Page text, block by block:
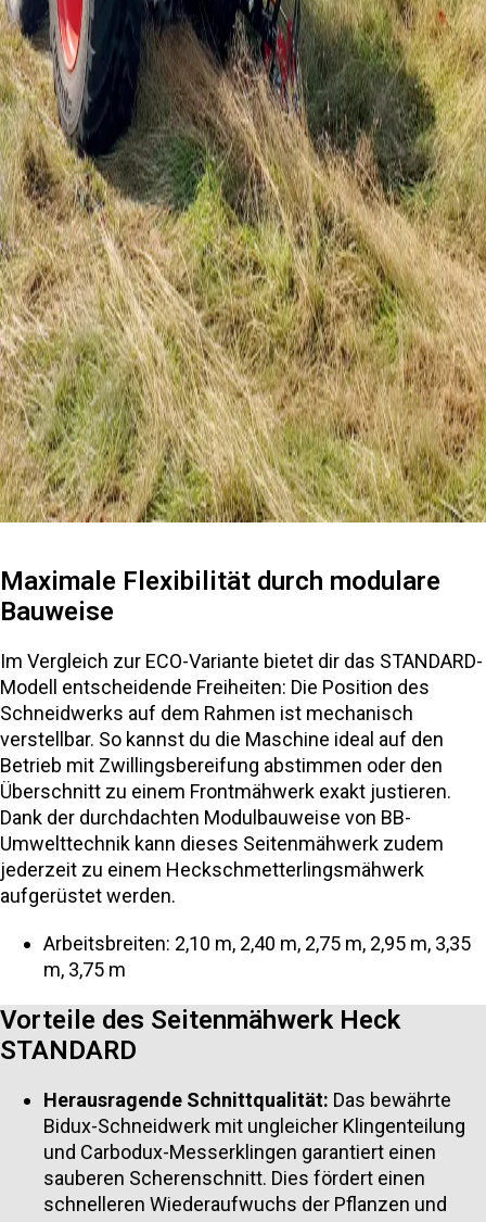
Maximale Flexibilität durch modulare
Bauweise
Im Vergleich zur ECO-Variante bietet dir das STANDARD-
Modell entscheidende Freiheiten: Die Position des
Schneidwerks auf dem Rahmen ist mechanisch
verstellbar. So kannst du die Maschine ideal auf den
Betrieb mit Zwillingsbereifung abstimmen oder den
Überschnitt zu einem Frontmähwerk exakt justieren.
Dank der durchdachten Modulbauweise von BB-
Umwelttechnik kann dieses Seitenmähwerk zudem
jederzeit zu einem Heckschmetterlingsmähwerk
aufgerüstet werden.
Arbeitsbreiten: 2,10 m, 2,40 m, 2,75 m, 2,95 m, 3,35
m, 3,75 m
Vorteile des Seitenmähwerk Heck
STANDARD
Herausragende Schnittqualität: Das bewährte
Bidux-Schneidwerk mit ungleicher Klingenteilung
und Carbodux-Messerklingen garantiert einen
sauberen Scherenschnitt. Dies fördert einen
schnelleren Wiederaufwuchs der Pflanzen und